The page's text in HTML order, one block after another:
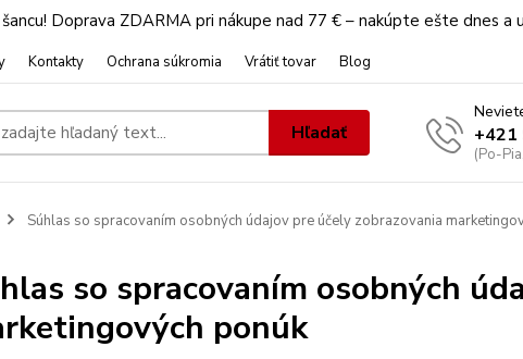
Doprava ZDARMA pri nákupe nad 77 € – nakúpte ešte dnes a
Kontakty Ochrana súkromia Vrátiť tovar Blog
Hľadať +421
(Po-
Súhlas so spracovaním osobných údajov pre účely zobrazovania
so spracovaním osobných
ponúk